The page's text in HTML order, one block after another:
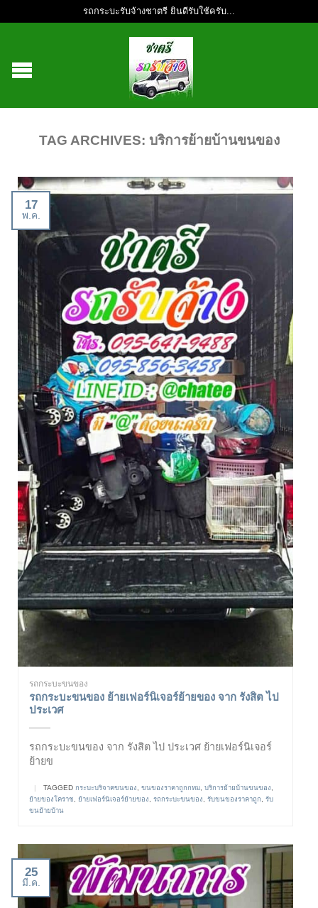
รถกระบะรับจ้างชาตรี ยินดีรับใช้ครับ...
TAG ARCHIVES: บริการย้ายบ้านขนของ
17
พ.ค.
รถกระบะขนของ
รถกระบะขนของ ย้ายเฟอร์นิเจอร์ย้ายของ จาก รังสิต ไป
ประเวศ
รถกระบะขนของ จาก รังสิต ไป ประเวศ ย้ายเฟอร์นิเจอร์
ย้ายข
| TAGGED กระบะบริจาคขนของ ขนของราคาถูกกทม บริการย้ายบ้านขนของ
ย้ายของโคราช
ย้ายเฟอร์นิเจอร์ย้ายของ รถกระบะขนของ รับขนของราคาถูก
รับ
ขนย้ายบ้าน
25
มี.ค.